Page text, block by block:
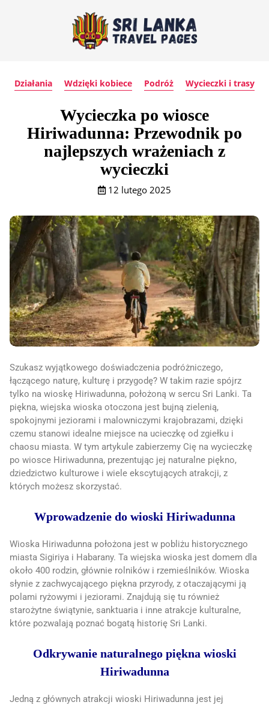
Działania Wdzięki kobiece Podróż Wycieczki i trasy
Wycieczka po wiosce
Hiriwadunna: Przewodnik po
najlepszych wrażeniach z
wycieczki
12 lutego 2025
Szukasz wyjątkowego doświadczenia podróżniczego,
łączącego naturę, kulturę i przygodę? W takim razie spójrz
tylko na wioskę Hiriwadunna, położoną w sercu Sri Lanki. Ta
piękna, wiejska wioska otoczona jest bujną zielenią,
spokojnymi jeziorami i malowniczymi krajobrazami, dzięki
czemu stanowi idealne miejsce na ucieczkę od zgiełku i
chaosu miasta. W tym artykule zabierzemy Cię na wycieczkę
po wiosce Hiriwadunna, prezentując jej naturalne piękno,
dziedzictwo kulturowe i wiele ekscytujących atrakcji, z
których możesz skorzystać.
Wprowadzenie do wioski Hiriwadunna
Wioska Hiriwadunna położona jest w pobliżu historycznego
miasta Sigiriya i Habarany. Ta wiejska wioska jest domem dla
około 400 rodzin, głównie rolników i rzemieślników. Wioska
słynie z zachwycającego piękna przyrody, z otaczającymi ją
polami ryżowymi i jeziorami. Znajdują się tu również
starożytne świątynie, sanktuaria i inne atrakcje kulturalne,
które pozwalają poznać bogatą historię Sri Lanki.
Odkrywanie naturalnego piękna wioski
Hiriwadunna
Jedną z głównych atrakcji wioski Hiriwadunna jest jej